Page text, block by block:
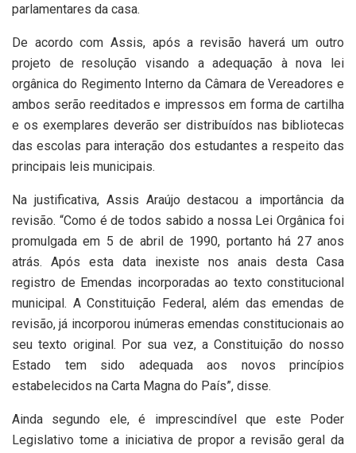
parlamentares da casa.
De acordo com Assis, após a revisão haverá um outro
projeto de resolução visando a adequação à nova lei
orgânica do Regimento Interno da Câmara de Vereadores e
ambos serão reeditados e impressos em forma de cartilha
e os exemplares deverão ser distribuídos nas bibliotecas
das escolas para interação dos estudantes a respeito das
principais leis municipais.
Na justificativa, Assis Araújo destacou a importância da
revisão. “Como é de todos sabido a nossa Lei Orgânica foi
promulgada em 5 de abril de 1990, portanto há 27 anos
atrás. Após esta data inexiste nos anais desta Casa
registro de Emendas incorporadas ao texto constitucional
municipal. A Constituição Federal, além das emendas de
revisão, já incorporou inúmeras emendas constitucionais ao
seu texto original. Por sua vez, a Constituição do nosso
Estado tem sido adequada aos novos princípios
estabelecidos na Carta Magna do País”, disse.
Ainda segundo ele, é imprescindível que este Poder
Legislativo tome a iniciativa de propor a revisão geral da